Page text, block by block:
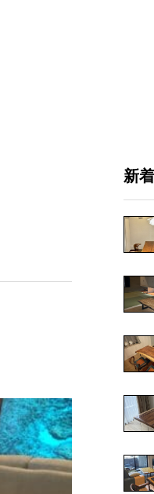
納品事例（店舗・オフィス）
新